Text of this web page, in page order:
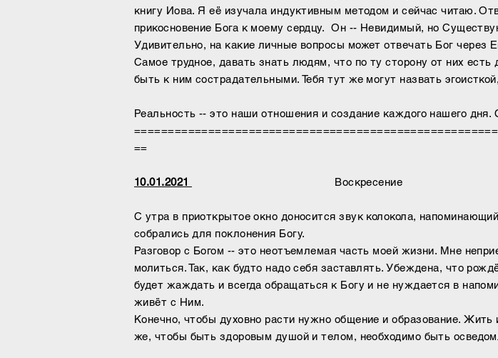
книгу Иова. Я её изучала индуктивным методом и сейчас читаю.
прикосновение Бога к моему сердцу. Он -- Невидимый, но
Удивительно, на какие личные вопросы может отвечать Бог через
Самое трудное, давать знать людям, что по ту сторону от них есть
быть к ним сострадательными. Тебя тут же могут назвать
Реальность -- это наши отношения и создание каждого нашего
==
10.01.2021 Воскресение
С утра в приоткрытое окно доносится звук колокола,
собрались для поклонения Богу.
Разговор с Богом -- это неотъемлемая часть моей жизни. Мне
молиться. Так, как будто надо себя заставлять. Убеждена, что
будет жаждать и всегда обращаться к Богу и не нуждается в
живёт с Ним.
Конечно, чтобы духовно расти нужно общение и образование. Жить
же, чтобы быть здоровым душой и телом, необходимо быть